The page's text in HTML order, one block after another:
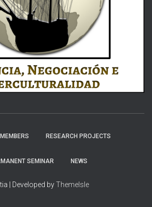
MEMBERS RESEARCH PROJECTS
SEMINAR NEWS
| Developed byThemeIsle